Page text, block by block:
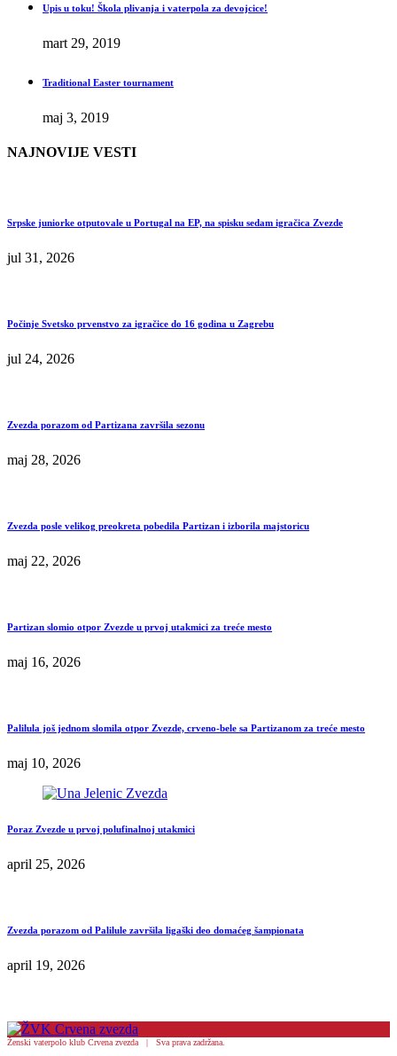
Upis u toku! Škola plivanja i vaterpola za devojcice!
mart 29, 2019
Traditional Easter tournament
maj 3, 2019
NAJNOVIJE VESTI
Srpske juniorke otputovale u Portugal na EP, na spisku sedam igračica Zvezde
jul 31, 2026
Počinje Svetsko prvenstvo za igračice do 16 godina u Zagrebu
jul 24, 2026
Zvezda porazom od Partizana završila sezonu
maj 28, 2026
Zvezda posle velikog preokreta pobedila Partizan i izborila majstoricu
maj 22, 2026
Partizan slomio otpor Zvezde u prvoj utakmici za treće mesto
maj 16, 2026
Palilula još jednom slomila otpor Zvezde, crveno-bele sa Partizanom za treće mesto
maj 10, 2026
Poraz Zvezde u prvoj polufinalnoj utakmici
april 25, 2026
Zvezda porazom od Palilule završila ligaški deo domaćeg šampionata
april 19, 2026
Ženski vaterpolo klub Crvena zvezda | Sva prava zadržana.